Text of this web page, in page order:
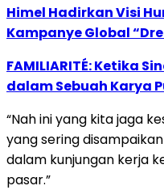
Himel Hadirkan Visi
Kampanye Global
FAMILIARITÉ: Ketika
dalam Sebuah Karya
“Nah ini yang kita jaga
yang sering
dalam kunjungan kerja
pasar.”